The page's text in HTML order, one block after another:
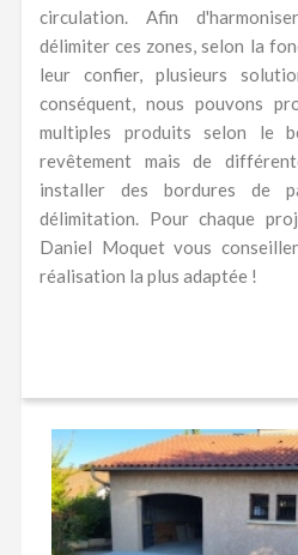
circulation. Afin
délimiter ces zones, selon la
leur confier, plusieurs
conséquent, nous pouvons
multiples produits selon le
revêtement mais de
installer des bordures de
délimitation. Pour chaque
Daniel Moquet vous
réalisation la plus adaptée !